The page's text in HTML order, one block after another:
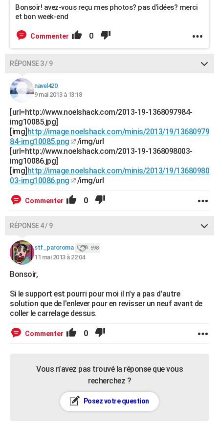
Bonsoir! avez-vous reçu mes photos? pas d'idées? merci
et bon week-end
Commenter 0
RÉPONSE 3 / 9
navel420
9 mai 2013 à 13:18
[url=http://www.noelshack.com/2013-19-1368097984-
img10085.jpg]
[img] http://image.noelshack.com/minis/2013/19/13680979
84-img10085.png
/img/url
[url=http://www.noelshack.com/2013-19-1368098003-
img10086.jpg]
[img] http://image.noelshack.com/minis/2013/19/13680980
03-img10086.png
/img/url
Commenter 0
RÉPONSE 4 / 9
stf_paroroma 598
11 mai 2013 à 22:04
Bonsoir,
Si le support est pourri pour moi il n'y a pas d'autre
solution que de l'enlever pour en revisser un neuf avant de
coller le carrelage dessus.
Commenter 0
Vous n’avez pas trouvé la réponse que vous
recherchez ?
Posez votre question